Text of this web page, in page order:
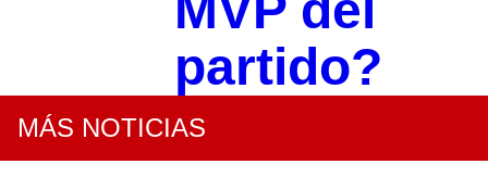
partido?
MÁS NOTICIAS